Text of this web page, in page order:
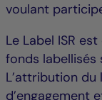
voulant
Le Label ISR
fonds labellisés
L’attribution
d’engagement